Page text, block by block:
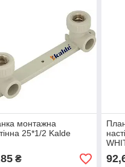
монтажна
25*1/2 Kalde
₴